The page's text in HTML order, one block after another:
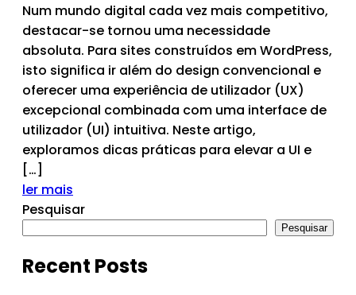
Num mundo digital cada vez mais competitivo,
destacar-se tornou uma necessidade
absoluta. Para sites construídos em WordPress,
isto significa ir além do design convencional e
oferecer uma experiência de utilizador (UX)
excepcional combinada com uma interface de
utilizador (UI) intuitiva. Neste artigo,
exploramos dicas práticas para elevar a UI e
[…]
ler mais
Pesquisar
Pesquisar
Recent Posts